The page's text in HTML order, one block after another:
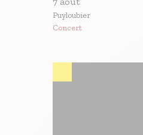
Puyloubier
Concert